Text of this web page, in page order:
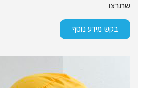
שתרצו
בקש מידע נוסף